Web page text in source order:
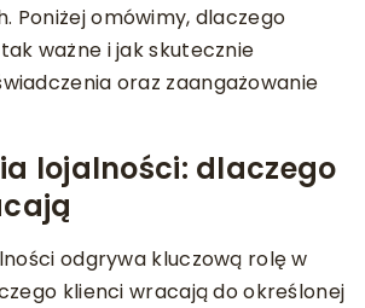
Poniżej omówimy, dlaczego
ważne i jak skutecznie
oraz zaangażowanie
lojalności: dlaczego
odgrywa kluczową rolę w
klienci wracają do określonej